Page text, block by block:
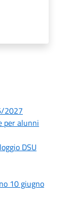
2027
per alunni
DSU
10 giugno